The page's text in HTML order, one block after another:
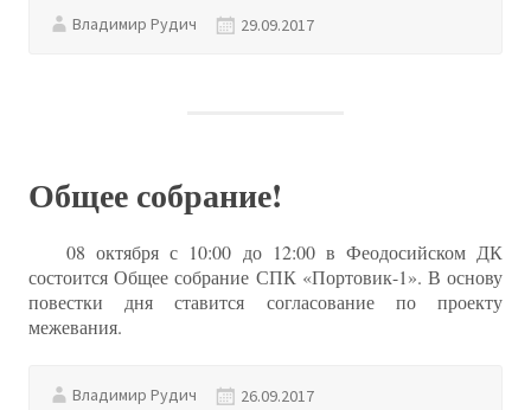
Владимир Рудич 29.09.2017
Общее собрание!
08 октября с 10:00 до 12:00 в Феодосийском ДК
состоится Общее собрание СПК «Портовик-1». В основу
повестки дня ставится согласование по проекту
межевания.
Владимир Рудич 26.09.2017